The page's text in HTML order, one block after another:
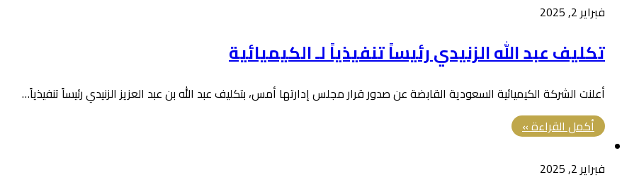
فبراير 2, 2025
تكليف عبد الله الزنيدي رئيساً تنفيذياً لـ الكيميائية
أعلنت الشركة الكيميائية السعودية القابضة عن صدور قرار مجلس إدارتها أمس، بتكليف عبد الله بن عبد العزيز الزنيدي رئيساً تنفيذياً…
أكمل القراءة »
فبراير 2, 2025